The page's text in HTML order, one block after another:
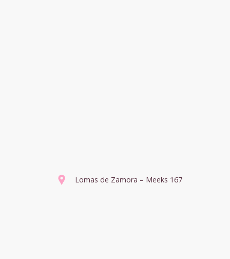
Lomas de Zamora – Meeks 167